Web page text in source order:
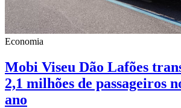
Economia
Mobi Viseu Dão Lafões
2,1 milhões de passageiros
ano